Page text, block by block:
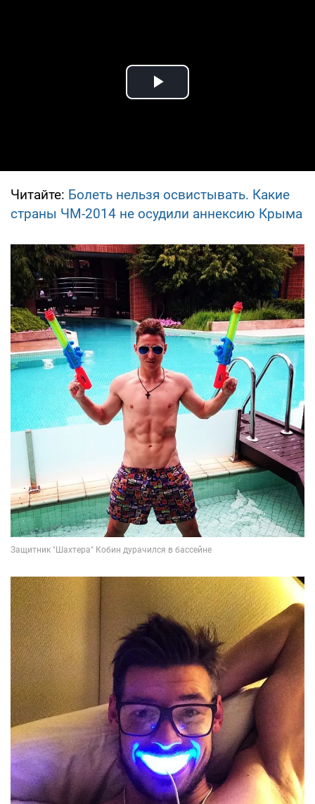
Play Video
Читайте: Болеть нельзя освистывать. Какие
страны ЧМ-2014 не осудили аннексию Крыма